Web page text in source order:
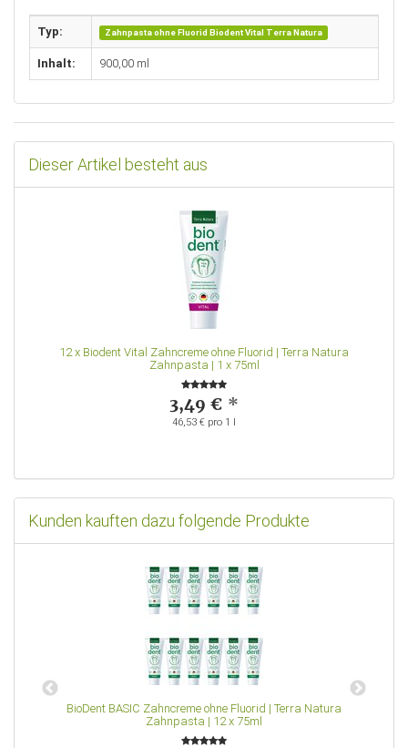
Typ: Zahnpasta ohne Fluorid Biodent Vital Terra Natura
Inhalt: 900,00 ml
Dieser Artikel besteht aus
12 x Biodent Vital Zahncreme ohne Fluorid | Terra Natura
Zahnpasta | 1 x 75ml
3,49 € *
46,53 € pro 1 l
Kunden kauften dazu folgende Produkte
BioDent BASIC Zahncreme ohne Fluorid | Terra Natura
Zahnpasta | 12 x 75ml